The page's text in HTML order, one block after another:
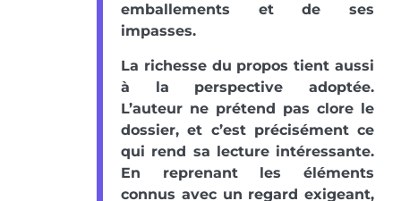
emballements et de ses
impasses.
La richesse du propos tient aussi
à la perspective adoptée.
L’auteur ne prétend pas clore le
dossier, et c’est précisément ce
qui rend sa lecture intéressante.
En reprenant les éléments
connus avec un regard exigeant,